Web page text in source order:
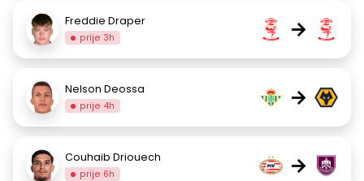
Freddie Draper
prije 3h →
Nelson Deossa
prije 4h →
Couhaib Driouech
prije 6h →